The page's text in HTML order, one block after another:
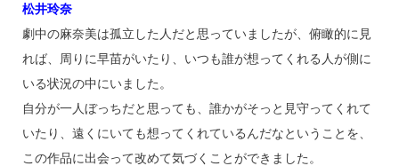
松井玲奈
劇中の麻奈美は孤立した人だと思っていましたが、俯瞰的に見
れば、周りに早苗がいたり、いつも誰が想ってくれる人が側に
いる状況の中にいました。
自分が一人ぼっちだと思っても、誰かがそっと見守ってくれて
いたり、遠くにいても想ってくれているんだなということを、
この作品に出会って改めて気づくことができました。